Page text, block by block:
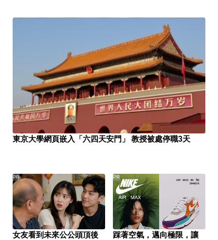
東京大學網頁嵌入「六四天安門」 教授被處停職3天
女友看到未來公公頭頂後
PR
踩著空氣，邁向極限，讓
PR